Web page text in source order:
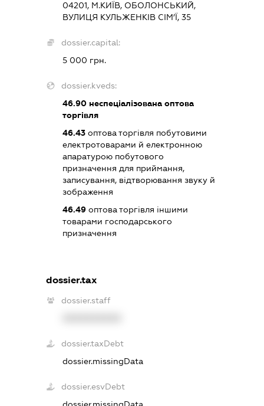
04201, М.КИЇВ, ОБОЛОНСЬКИЙ,
ВУЛИЦЯ КУЛЬЖЕНКІВ СІМ’Ї, 35
dossier.capital:
5 000 грн.
dossier.kveds:
46.90 неспеціалізована оптова
торгівля
46.43 оптова торгівля побутовими
електротоварами й електронною
апаратурою побутового
призначення для приймання,
записування, відтворювання звуку й
зображення
46.49 оптова торгівля іншими
товарами господарського
призначення
dossier.tax
dossier.staff
dossier.taxDebt
dossier.missingData
dossier.esvDebt
dossier.missingData